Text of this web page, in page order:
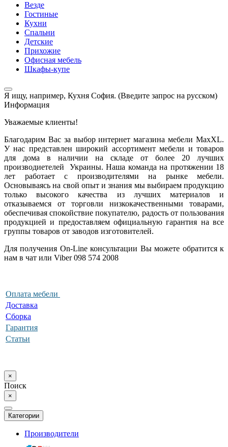
Везде
Гостиные
Кухни
Спальни
Детские
Прихожие
Офисная мебель
Шкафы-купе
Я ищу, например, Кухня София. (Введите запрос на русском)
Информация
Уважаемые клиенты!
Благодарим Вас за выбор интернет магазина мебели MaxXL.
У нас представлен широкий ассортимент мебели и товаров
для дома в наличии на складе от более 20 лучших
производиетелей Украины. Наша команда на протяжении 18
лет работает с производителями на рынке мебели.
Основываясь на свой опыт и знания мы выбираем продукцию
только высокого качества из лучших материалов и
отказываемся от торговли низкокачественными товарами,
обеспечивая спокойствие покупателю, радость от пользования
продукцией и предоставляем официальную гарантия на все
группы товаров от заводов изготовителей.
Для получения On-Line консультации Вы можете обратится к
нам в чат или Viber 098 574 2008
Оплата мебели
Доставка
Сборка
Гарантия
Статьи
×
Поиск
×
Категории
Производители